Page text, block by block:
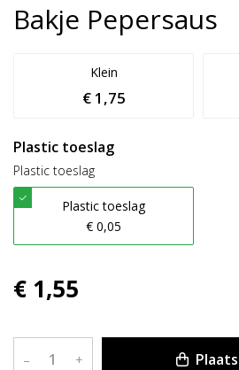
Bakje Pepersaus
Klein
€ 1,75
Plastic toeslag
Plastic toeslag
Plastic toeslag
€ 0,05
€ 1,55
– +